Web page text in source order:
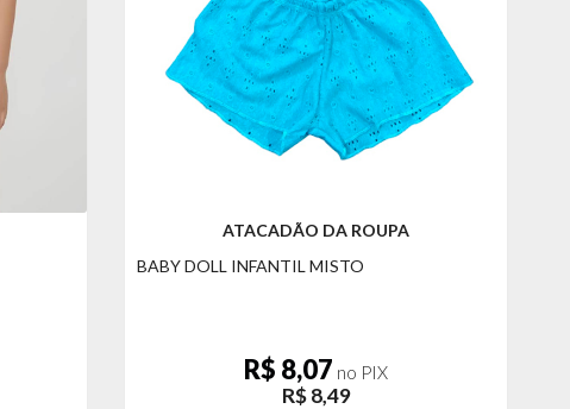
ATACADÃO DA ROUPA
BABY DOLL INFANTIL MISTO
R$ 8,07 no PIX
R$ 8,49